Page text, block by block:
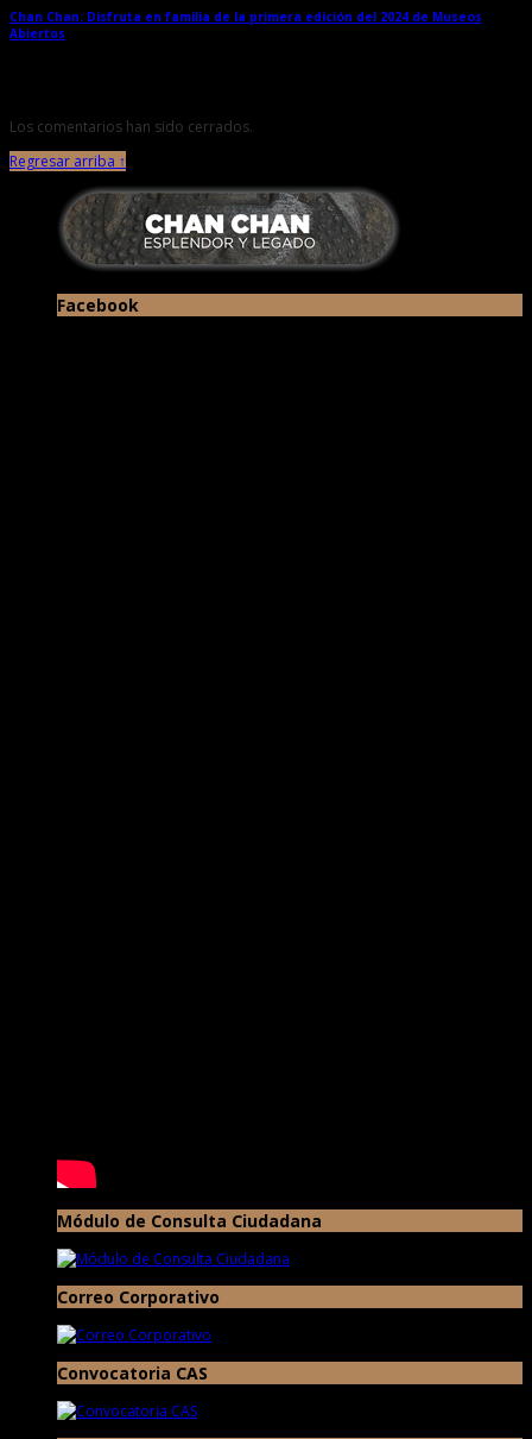
Chan Chan: Disfruta en familia de la primera edición del 2024 de Museos
Abiertos
Los comentarios han sido cerrados.
Regresar arriba ↑
Facebook
Módulo de Consulta Ciudadana
Correo Corporativo
Convocatoria CAS